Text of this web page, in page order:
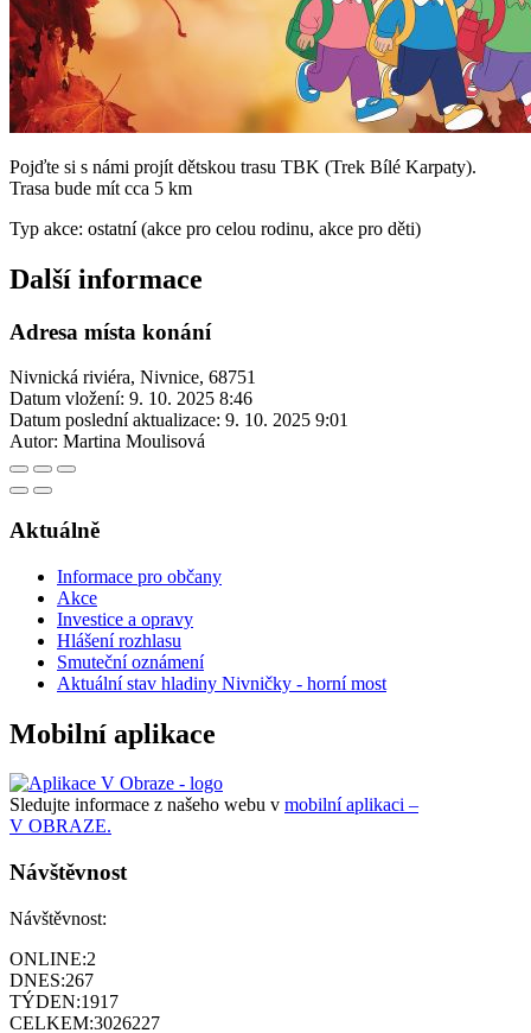
Pojďte si s námi projít dětskou trasu TBK (Trek Bílé Karpaty).
Trasa bude mít cca 5 km
Typ akce: ostatní (akce pro celou rodinu, akce pro děti)
Další informace
Adresa místa konání
Nivnická riviéra, Nivnice, 68751
Datum vložení: 9. 10. 2025 8:46
Datum poslední aktualizace: 9. 10. 2025 9:01
Autor: Martina Moulisová
Aktuálně
Informace pro občany
Akce
Investice a opravy
Hlášení rozhlasu
Smuteční oznámení
Aktuální stav hladiny Nivničky - horní most
Mobilní aplikace
Sledujte informace z našeho webu v mobilní aplikaci –
V OBRAZE.
Návštěvnost
Návštěvnost:
ONLINE:2
DNES:267
TÝDEN:1917
CELKEM:3026227